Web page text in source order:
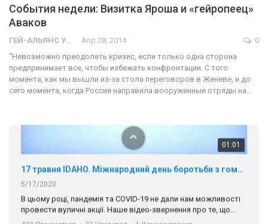
События недели: Визитка Яроша и «гейропеец»
Аваков
ГЕЙ-АЛЬЯНС УКРАИНА Апр 28, 2014
0
"Невозможно преодолеть кризис, если только одна сторона
предпринимает все, чтобы избежать конфронтации. С того
момента, как мы вышли из-за стола переговоров в Женеве, и до
сего момента, когда Россия направила вооруженные отряды на…
В цьому році, пандемія та COVІD-19 не дали нам можливості
провести вуличні акції. Наше відео-звернення про те, що
ГАУ є в 16 областях України.
Разом наш голос лунає гучніше!